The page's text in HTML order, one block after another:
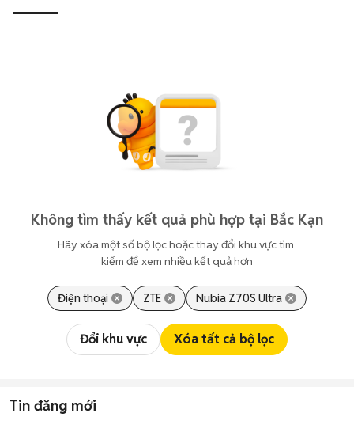
Không tìm thấy kết quả phù hợp tại Bắc Kạn
Hãy xóa một số bộ lọc hoặc thay đổi khu vực tìm
kiếm để xem nhiều kết quả hơn
Điện thoại ZTE Nubia Z70S Ultra
Đổi khu vực Xóa tất cả bộ lọc
Tin đăng mới